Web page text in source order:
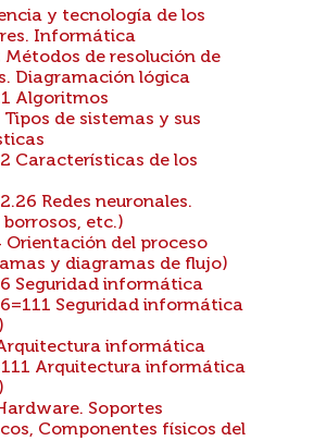
y tecnología de los
Informática
Métodos de resolución de
Diagramación lógica
Algoritmos
de sistemas y sus
Características de los
Redes neuronales.
borrosos, etc.)
Orientación del proceso
y diagramas de flujo)
Seguridad informática
Seguridad informática
informática
Arquitectura informática
Soportes
Componentes físicos del